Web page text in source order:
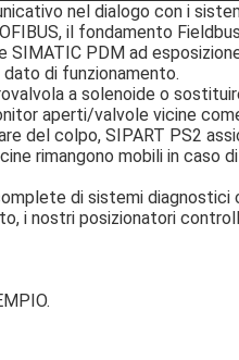
nel dialogo con i
il fondamento
SIMATIC PDM ad
di funzionamento.
a solenoide o
aperti/valvole vicine
del colpo, SIPART PS2
rimangono mobili in caso
di sistemi
i nostri posizionatori